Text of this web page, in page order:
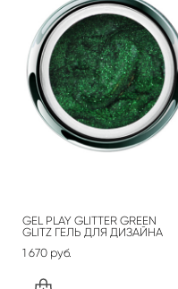
GEL PLAY GLITTER GREEN
GLITZ ГЕЛЬ ДЛЯ ДИЗАЙНА
1 670 pуб.